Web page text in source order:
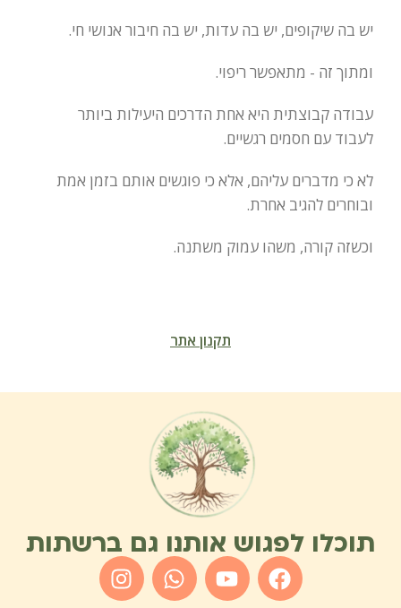
יש בה שיקופים, יש בה עדות, יש בה חיבור אנושי חי.
ומתוך זה - מתאפשר ריפוי.
עבודה קבוצתית היא אחת הדרכים היעילות ביותר
לעבוד עם חסמים רגשיים.
לא כי מדברים עליהם, אלא כי פוגשים אותם בזמן אמת
ובוחרים להגיב אחרת.
וכשזה קורה, משהו עמוק משתנה.
תקנון אתר
תוכלו לפגוש אותנו גם ברשתות